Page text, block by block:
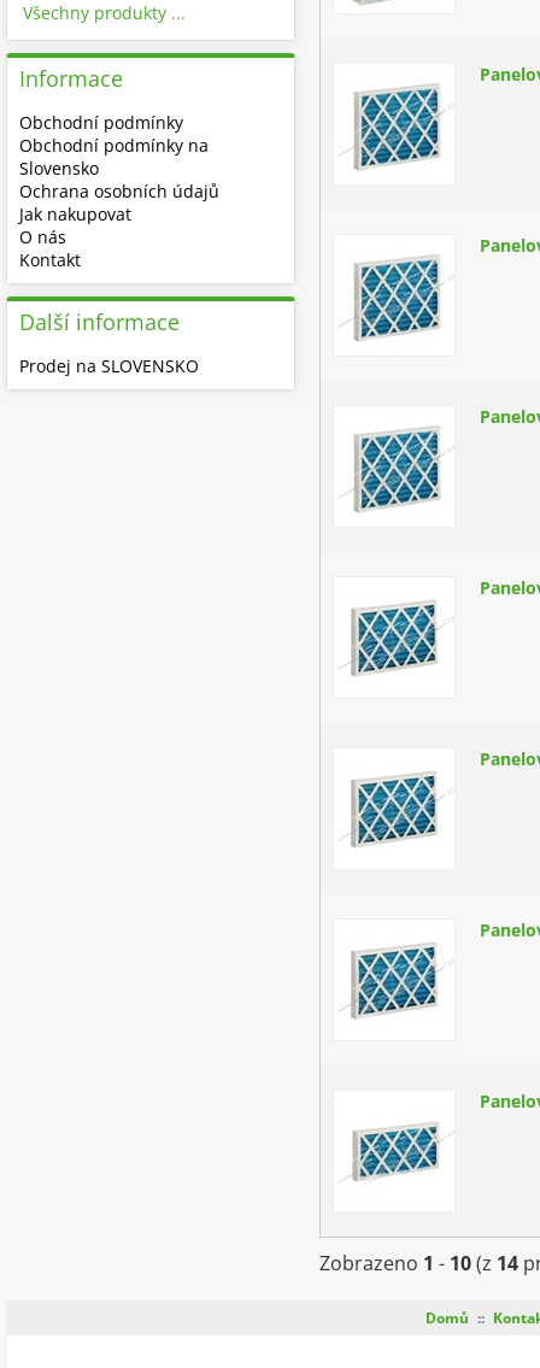
Zobrazeno 1 - 10(z 14
Všechny produkty ...
Informace
Obchodní podmínky
Obchodní podmínky na
Slovensko
Ochrana osobních údajů
Jak nakupovat
O nás
Kontakt
Další informace
Prodej na SLOVENSKO
Domů ::